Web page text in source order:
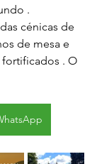
.
cénicas de
de mesa e
. O